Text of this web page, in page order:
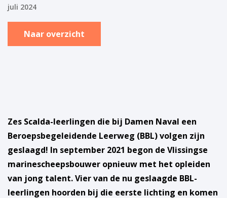
juli 2024
Naar overzicht
Zes Scalda-leerlingen die bij Damen Naval een
Beroepsbegeleidende Leerweg (BBL) volgen zijn
geslaagd! In september 2021 begon de Vlissingse
marinescheepsbouwer opnieuw met het opleiden
van jong talent. Vier van de nu geslaagde BBL-
leerlingen hoorden bij die eerste lichting en komen